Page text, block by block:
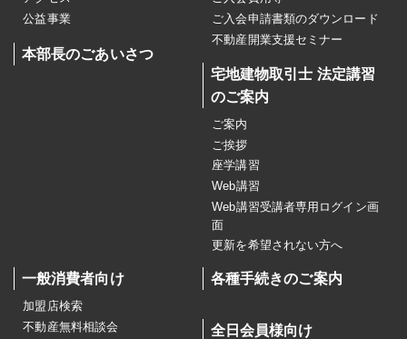
公益事業
本部長のごあいさつ
ご入会申請書類のダウンロード
不動産開業支援セミナー
宅地建物取引士 法定講習
のご案内
ご案内
ご挨拶
座学講習
Web講習
Web講習受講者専用ログイン画
面
更新を希望されない方へ
一般消費者向け
加盟店検索
不動産無料相談会
各種手続きのご案内
全日会員様向け